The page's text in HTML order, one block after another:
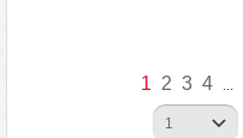
1 2 3 4 ...